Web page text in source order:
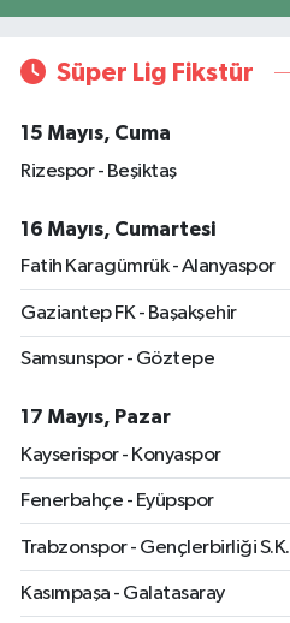
Süper Lig Fikstür
15 Mayıs, Cuma
Rizespor - Beşiktaş
16 Mayıs, Cumartesi
Fatih Karagümrük - Alanyaspor
Gaziantep FK - Başakşehir
Samsunspor - Göztepe
17 Mayıs, Pazar
Kayserispor - Konyaspor
Fenerbahçe - Eyüpspor
Trabzonspor - Gençlerbirliği S.K.
Kasımpaşa - Galatasaray